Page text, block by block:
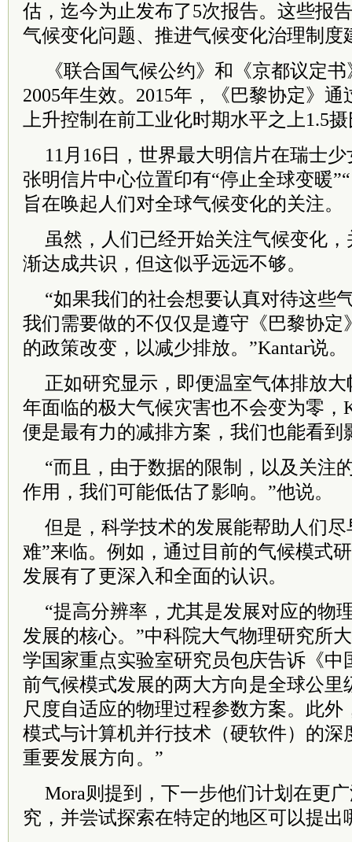
估，迄今为止发布了5次报告。这些报
气候变化问题、推进气候变化治理制度
《联合国气候公约》和《京都议定
2005年生效。2015年，《巴黎协定》
上升控制在前工业化时期水平之上1.5
11月16日，世界最大明信片在瑞士
张明信片中心位置印有“停止全球变暖
旨在唤起人们对全球气候变化的关注。
虽然，人们已经开始关注气候变化
渐达成共识，但这似乎远远不够。
“如果我们的社会想要认真对待这些
我们需要做的不仅仅是遵守《巴黎协定
的政策改变，以减少排放。”Kantar说。
正如研究显示，即便温室气体排放大
年面临的极大气候灾害也不会变为零，
便是最有力的减排方案，我们也能看到
“而且，由于数据的限制，以及关注
作用，我们可能低估了影响。”他说。
但是，科学技术的发展能帮助人们
难”来临。例如，通过目前的气候模式
发展有了更深入和全面的认识。
“提高分辨率，尤其是发展对应的物
发展的核心。”中科院大气物理研究所
学国家重点实验室研究员包庆告诉《中
前气候模式发展的两大方向是全球公里
尺度自适应的物理过程参数方案。此外
模式与计算机并行技术（硬软件）的深
重要发展方向。”
Mora则提到，下一步他们计划在更
究，并尝试探索在特定的地区可以提出